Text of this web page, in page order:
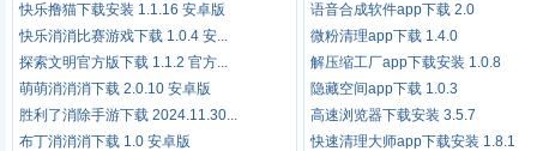
快乐撸猫下载安装 1.1.16 安卓版
快乐消消比赛游戏下载 1.0.4 安...
探索文明官方版下载 1.1.2 官方...
萌萌消消消下载 2.0.10 安卓版
胜利了消除手游下载 2024.11.30...
布丁消消消下载 1.0 安卓版
语音合成软件app下载 2.0
微粉清理app下载 1.4.0
解压缩工厂app下载安装 1.0.8
隐藏空间app下载 1.0.3
高速浏览器下载安装 3.5.7
快速清理大师app下载安装 1.8.1